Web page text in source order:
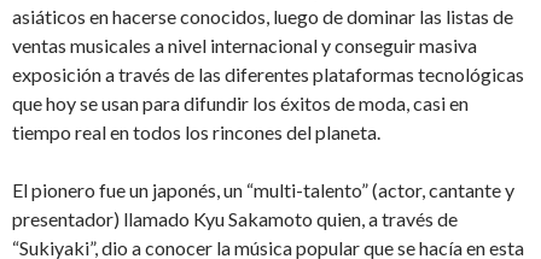
asiáticos en hacerse conocidos, luego de dominar las listas de
ventas musicales a nivel internacional y conseguir masiva
exposición a través de las diferentes plataformas tecnológicas
que hoy se usan para difundir los éxitos de moda, casi en
tiempo real en todos los rincones del planeta.
El pionero fue un japonés, un “multi-talento” (actor, cantante y
presentador) llamado Kyu Sakamoto quien, a través de
“Sukiyaki”, dio a conocer la música popular que se hacía en esta